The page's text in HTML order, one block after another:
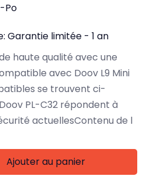
Po
Garantie limitée - 1 an
haute qualité avec une
avec Doov L9 Mini
se trouvent ci-
PL-C32 répondent à
actuellesContenu de l
Ajouter au panier